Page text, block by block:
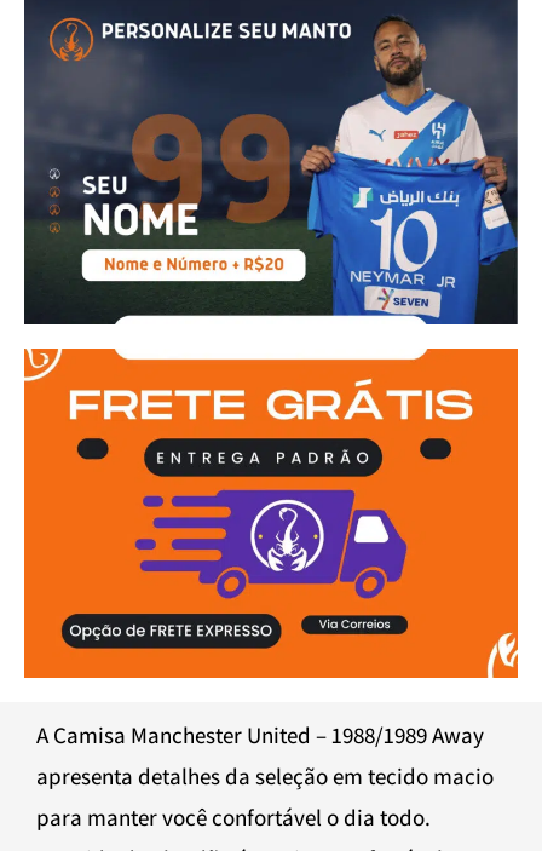
A Camisa Manchester United – 1988/1989 Away
apresenta detalhes da seleção em tecido macio
para manter você confortável o dia todo.